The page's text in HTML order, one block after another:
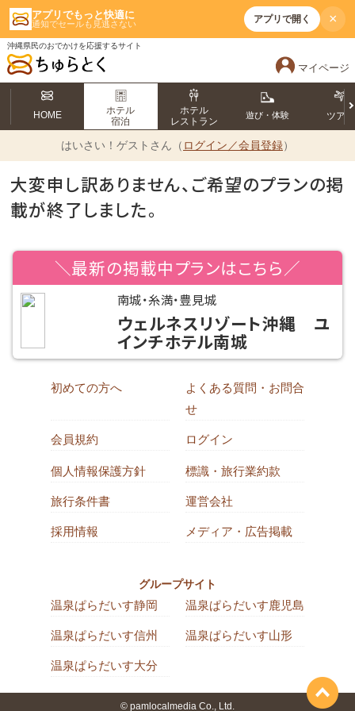
アプリでもっと快適に
通知でセールも見逃さない アプリで開く ×
沖縄県民のおでかけを応援するサイト
マイページ
HOME
ホテル
宿泊
ホテル
レストラン
遊び・体験 ツアー
はいさい！ ゲストさん（ ログイン／会員登録）
大変申し訳ありません、ご希望のプランの掲
載が終了しました。
＼最新の掲載中プランはこちら／
南城・糸満・豊見城
ウェルネスリゾート沖縄 ユ
インチホテル南城
初めての方へ
よくある質問・お問合
せ
会員規約 ログイン
個人情報保護方針 標識・旅行業約款
旅行条件書 運営会社
採用情報 メディア・広告掲載
グループサイト
温泉ぱらだいす静岡 温泉ぱらだいす鹿児島
温泉ぱらだいす信州 温泉ぱらだいす山形
温泉ぱらだいす大分
© pamlocalmedia Co., Ltd.